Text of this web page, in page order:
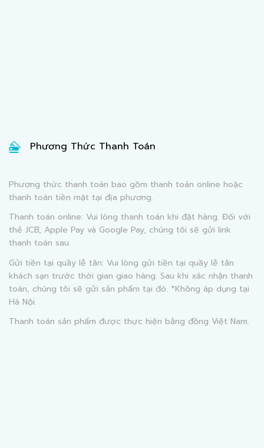
Phương Thức Thanh Toán
Phương thức thanh toán bao gồm thanh toán online hoặc
thanh toán tiền mặt tại địa phương.
Thanh toán online: Vui lòng thanh toán khi đặt hàng. Đối với
thẻ JCB, Apple Pay và Google Pay, chúng tôi sẽ gửi link
thanh toán sau.
Gửi tiền tại quầy lễ tân: Vui lòng gửi tiền tại quầy lễ tân
khách sạn trước thời gian giao hàng. Sau khi xác nhận thanh
toán, chúng tôi sẽ gửi sản phẩm tại đó. *Không áp dụng tại
Hà Nội.
Thanh toán sản phẩm được thực hiện bằng đồng Việt Nam.